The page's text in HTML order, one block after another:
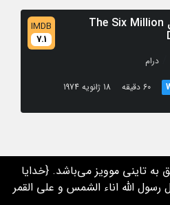
دانلود سریال The Six Million
IMDB
7.1
درام
60 دقیقه 18 ژانویه 1974
تاینی موویز می‌باشد. {خدایا
الله اناء الشمس و علی القمر